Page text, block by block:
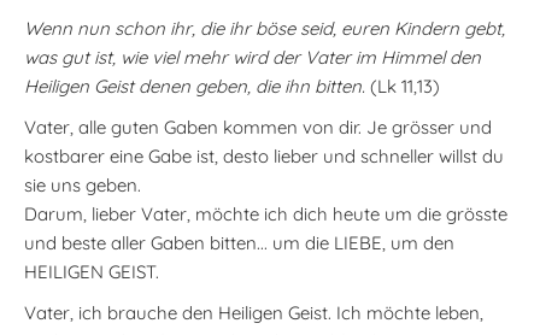
Wenn nun schon ihr, die ihr böse seid, euren Kindern gebt,
was gut ist, wie viel mehr wird der Vater im Himmel den
Heiligen Geist denen geben, die ihn bitten. (Lk 11,13)
Vater, alle guten Gaben kommen von dir. Je grösser und
kostbarer eine Gabe ist, desto lieber und schneller willst du
sie uns geben.
Darum, lieber Vater, möchte ich dich heute um die grösste
und beste aller Gaben bitten... um die LIEBE, um den
HEILIGEN GEIST.
Vater, ich brauche den Heiligen Geist. Ich möchte leben,